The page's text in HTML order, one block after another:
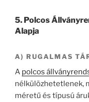
5. Polcos
Alapja
A) RUGALMAS
A polcos
nélkülözhetetlenek,
méretű és típusú